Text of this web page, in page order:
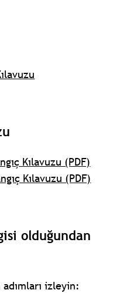
Kılavuzu (PDF)
Kılavuzu (PDF)
olduğundan
izleyin: